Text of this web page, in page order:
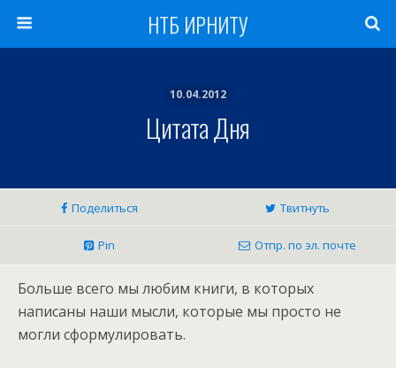
НТБ ИРНИТУ
10.04.2012
Цитата Дня
Поделиться Твитнуть
Pin Отпр. по эл. почте
Больше всего мы любим книги, в которых
написаны наши мысли, которые мы просто не
могли сформулировать.